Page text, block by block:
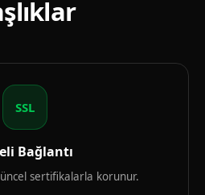
SSL
Bağlantı
sertifikalarla korunur.